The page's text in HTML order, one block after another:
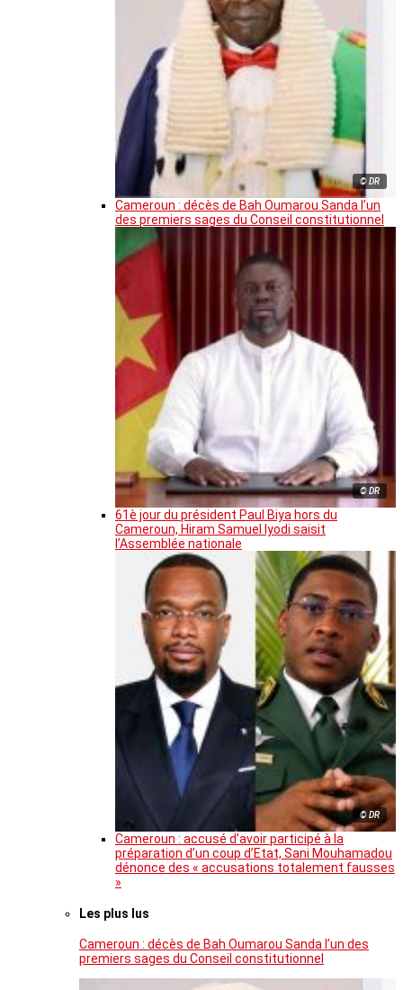
© DR
Cameroun : décès de Bah Oumarou Sanda l’un
des premiers sages du Conseil constitutionnel
© DR
61è jour du président Paul Biya hors du
Cameroun, Hiram Samuel Iyodi saisit
l’Assemblée nationale
© DR
Cameroun : accusé d’avoir participé à la
préparation d’un coup d’Etat, Sani Mouhamadou
dénonce des « accusations totalement fausses
»
Les plus lus
Cameroun : décès de Bah Oumarou Sanda l’un des
premiers sages du Conseil constitutionnel